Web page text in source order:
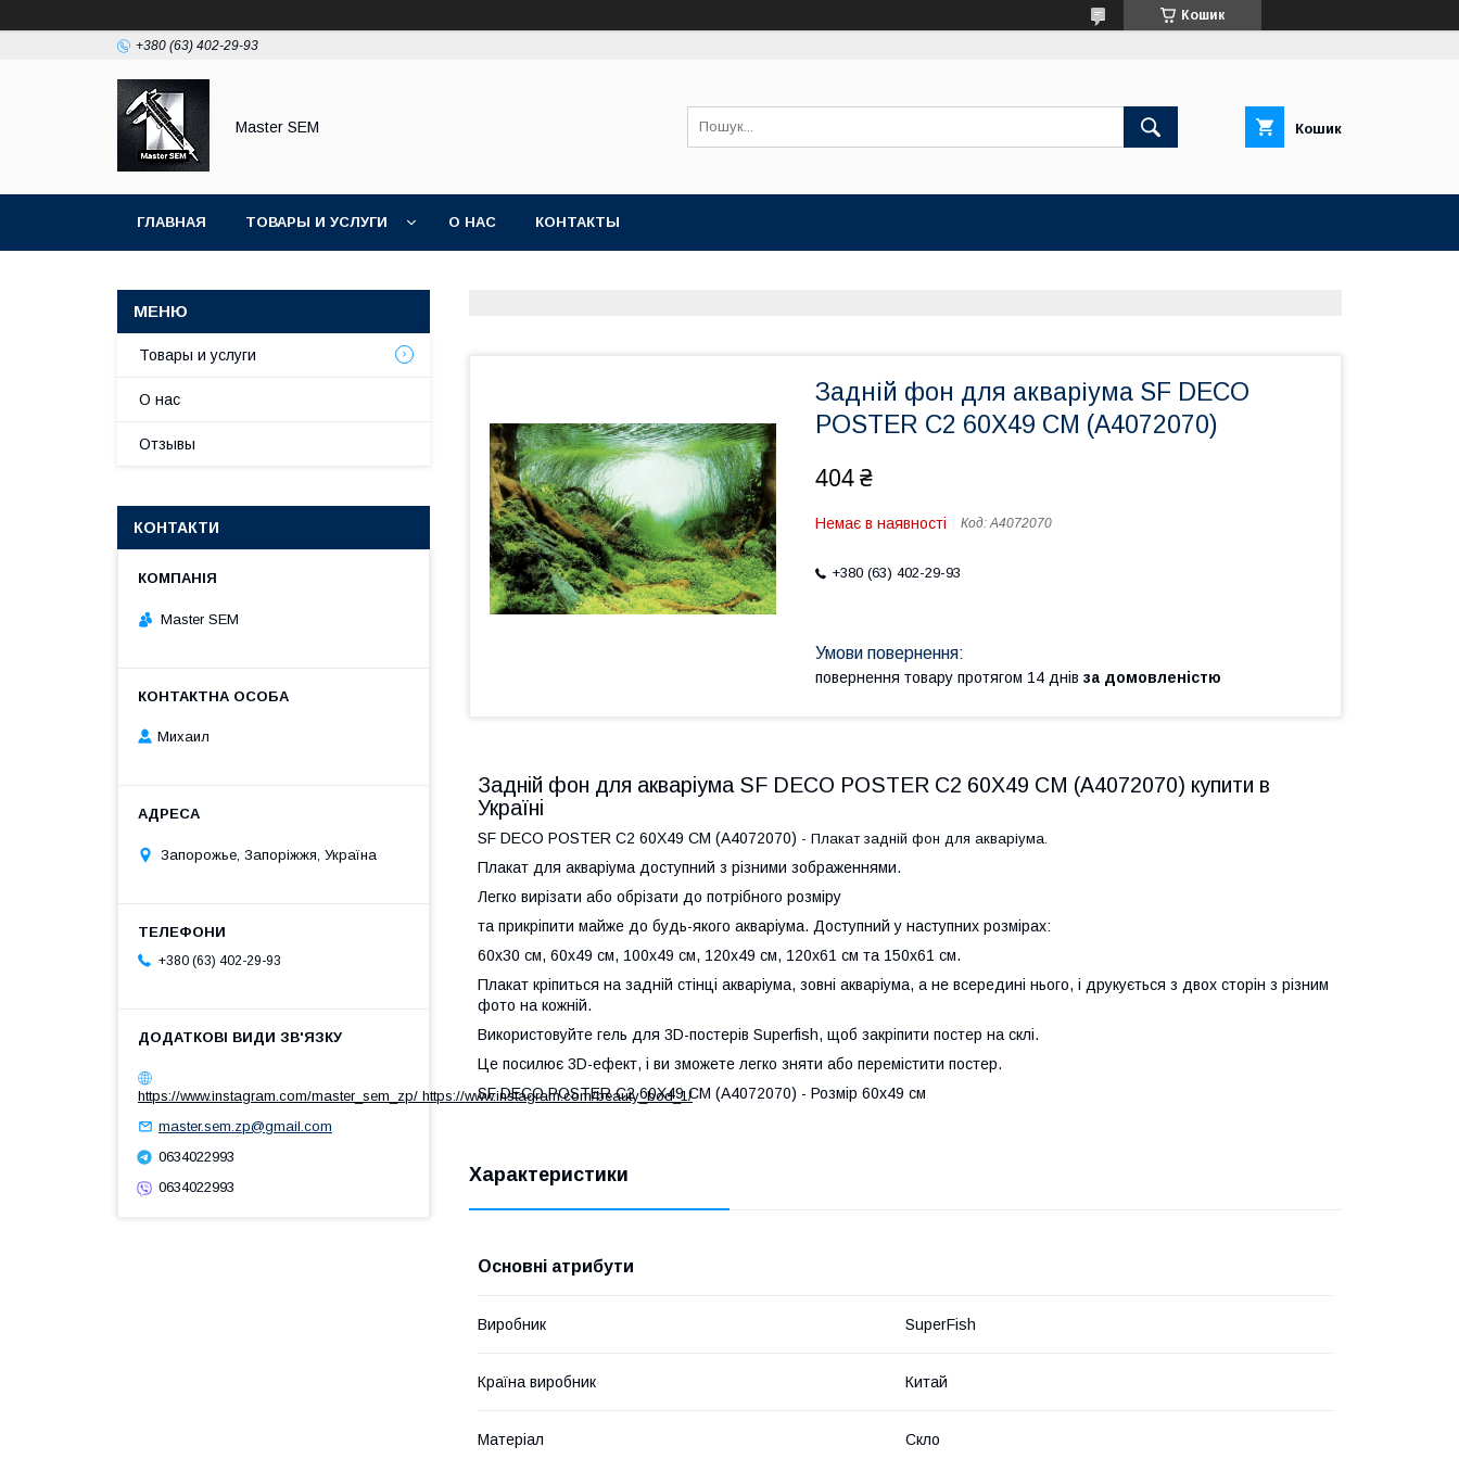
Кошик
+380 (63) 402-29-93
Master SEM Кошик
ГЛАВНАЯ ТОВАРЫ И УСЛУГИ О НАС КОНТАКТЫ
Задній фон для акваріума SF DECO
POSTER C2 60X49 CM (A4072070)
404 ₴
Немає в наявності Код:A4072070
+380 (63) 402-29-93
повернення товару протягом 14 днів за домовленістю
Задній фон для акваріума SF DECO POSTER C2 60X49 CM (A4072070) купити в
Україні
SF DECO POSTER C2 60X49 CM (A4072070) - Плакат задній фон для акваріума.
Плакат для акваріума доступний з різними зображеннями.
Легко вирізати або обрізати до потрібного розміру
та прикріпити майже до будь-якого акваріума. Доступний у наступних розмірах:
60x30 см, 60x49 см, 100x49 см, 120x49 см, 120x61 см та 150x61 см.
Плакат кріпиться на задній стінці акваріума, зовні акваріума, а не всередині нього, і друкується з двох сторін з різним
фото на кожній.
Використовуйте гель для 3D-постерів Superfish, щоб закріпити постер на склі.
Це посилює 3D-ефект, і ви зможете легко зняти або перемістити постер.
SF DECO POSTER C2 60X49 CM (A4072070) - Розмір 60х49 см
Характеристики
Основні атрибути
Виробник SuperFish
Країна виробник Китай
Матеріал Скло
Товары и услуги
О нас
Отзывы
КОНТАКТИ
Master SEM
Михаил
Запорожье, Запоріжжя, Україна
+380 (63) 402-29-93
https://www.instagram.com/master_sem_zp/ https://www.instagram.com/beauty_bod_1/
master.sem.zp@gmail.com
0634022993
0634022993